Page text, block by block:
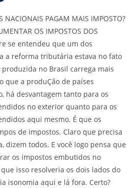
NACIONAIS PAGAM MAIS IMPOSTO?
OS IMPOSTOS DOS
se entendeu que um dos
a reforma tributária estava no fato
no Brasil carrega mais
que a produÇão de países
há desvantagem tanto para os
no exterior quanto para os
aqui mesmo. É que os
de impostos. Claro que precisa
dizem todos. E você logo pensa que
os impostos embutidos no
isso resolveria os dois lados do
isonomia aqui e lá fora. Certo?